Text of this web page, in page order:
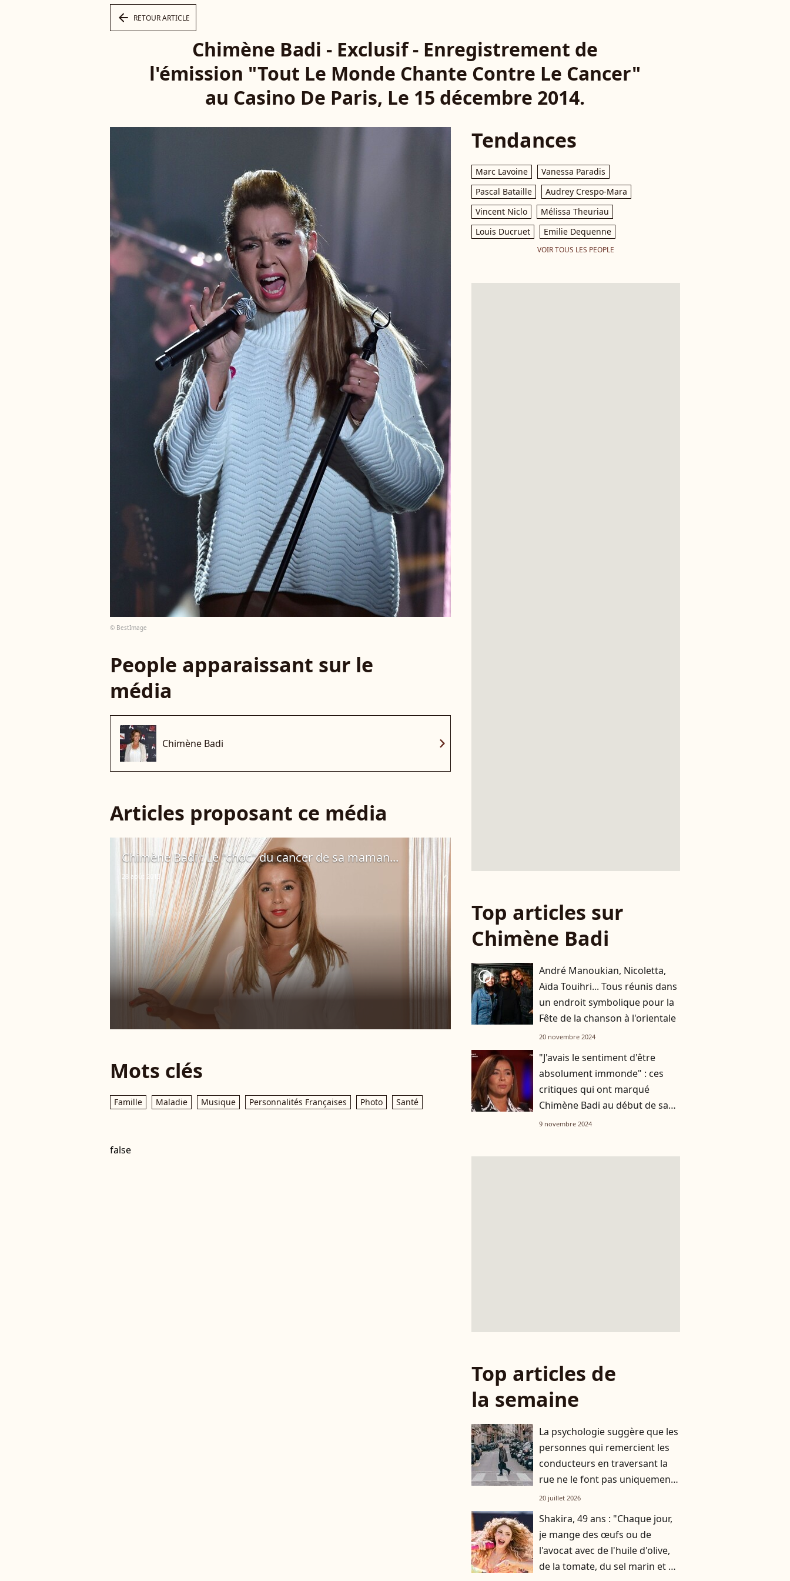
arrow_left RETOUR ARTICLE
Chimène Badi - Exclusif - Enregistrement de
l'émission "Tout Le Monde Chante Contre Le Cancer"
au Casino De Paris, Le 15 décembre 2014.
© BestImage
People apparaissant sur le
média
Chimène Badi chevron_right
Articles proposant ce média
Chimène Badi : Le "choc" du cancer de sa maman...
28 août 2015
Mots clés
Famille Maladie Musique Personnalités Françaises Photo Santé
false
Tendances
Marc Lavoine
Vanessa Paradis
Pascal Bataille
Audrey Crespo-Mara
Vincent Niclo
Mélissa Theuriau
Louis Ducruet
Emilie Dequenne
VOIR TOUS LES PEOPLE
Top articles sur
Chimène Badi
player2
André Manoukian, Nicoletta,
Aïda Touihri... Tous réunis dans
un endroit symbolique pour la
Fête de la chanson à l'orientale
20 novembre 2024
"J'avais le sentiment d'être
absolument immonde" : ces
critiques qui ont marqué
Chimène Badi au début de sa
carrière
9 novembre 2024
Top articles de
la semaine
La psychologie suggère que les
personnes qui remercient les
conducteurs en traversant la
rue ne le font pas uniquement
par gratitude
20 juillet 2026
Shakira, 49 ans : "Chaque jour,
je mange des œufs ou de
l'avocat avec de l'huile d'olive,
de la tomate, du sel marin et un